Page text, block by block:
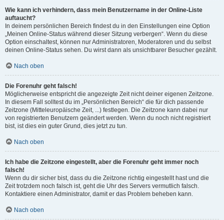
Wie kann ich verhindern, dass mein Benutzername in der Online-Liste
auftaucht?
In deinem persönlichen Bereich findest du in den Einstellungen eine Option
„Meinen Online-Status während dieser Sitzung verbergen“. Wenn du diese
Option einschaltest, können nur Administratoren, Moderatoren und du selbst
deinen Online-Status sehen. Du wirst dann als unsichtbarer Besucher gezählt.
Nach oben
Die Forenuhr geht falsch!
Möglicherweise entspricht die angezeigte Zeit nicht deiner eigenen Zeitzone.
In diesem Fall solltest du im „Persönlichen Bereich“ die für dich passende
Zeitzone (Mitteleuropäische Zeit, ...) festlegen. Die Zeitzone kann dabei nur
von registrierten Benutzern geändert werden. Wenn du noch nicht registriert
bist, ist dies ein guter Grund, dies jetzt zu tun.
Nach oben
Ich habe die Zeitzone eingestellt, aber die Forenuhr geht immer noch
falsch!
Wenn du dir sicher bist, dass du die Zeitzone richtig eingestellt hast und die
Zeit trotzdem noch falsch ist, geht die Uhr des Servers vermutlich falsch.
Kontaktiere einen Administrator, damit er das Problem beheben kann.
Nach oben